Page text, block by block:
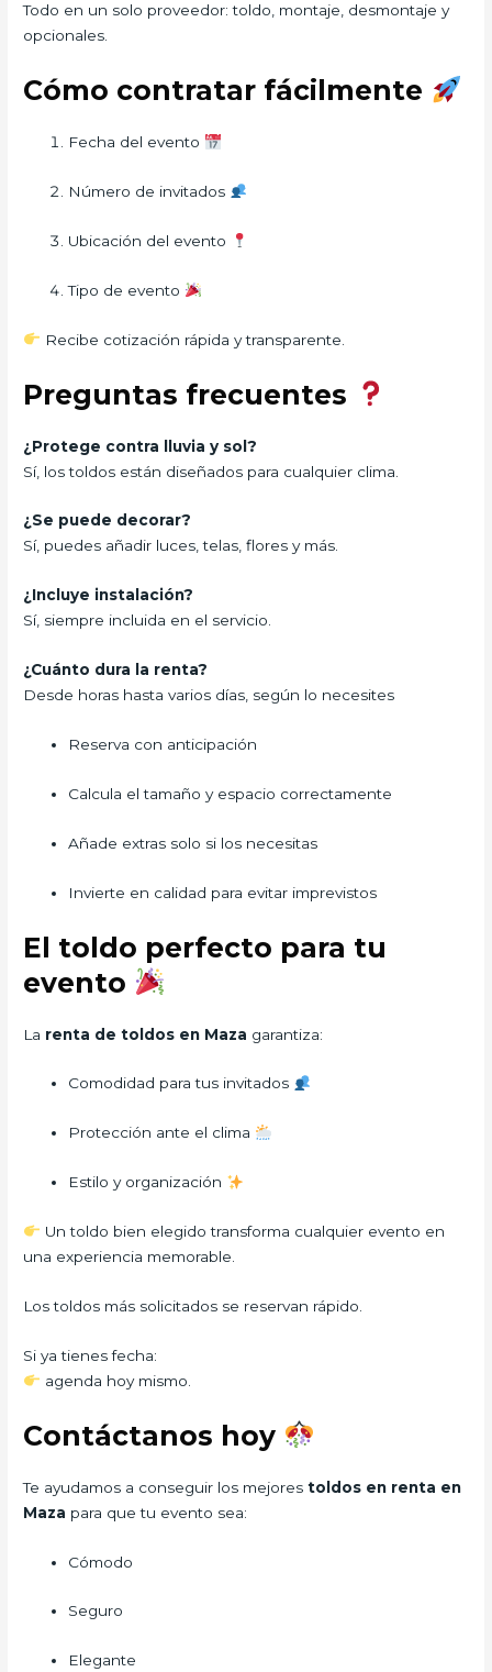
Todo en un solo proveedor: toldo, montaje, desmontaje y
opcionales.
Cómo contratar fácilmente
Fecha del evento
Número de invitados
Ubicación del evento
Tipo de evento
Recibe cotización rápida y transparente.
Preguntas frecuentes
¿Protege contra lluvia y sol?
Sí, los toldos están diseñados para cualquier clima.
¿Se puede decorar?
Sí, puedes añadir luces, telas, flores y más.
¿Incluye instalación?
Sí, siempre incluida en el servicio.
¿Cuánto dura la renta?
Desde horas hasta varios días, según lo necesites
Reserva con anticipación
Calcula el tamaño y espacio correctamente
Añade extras solo si los necesitas
Invierte en calidad para evitar imprevistos
El toldo perfecto para tu
evento
La renta de toldos en Maza garantiza:
Comodidad para tus invitados
Protección ante el clima
Estilo y organización
Un toldo bien elegido transforma cualquier evento en
una experiencia memorable.
Los toldos más solicitados se reservan rápido.
Si ya tienes fecha:
agenda hoy mismo.
Contáctanos hoy
Te ayudamos a conseguir los mejorestoldos en renta en
Maza para que tu evento sea:
Cómodo
Seguro
Elegante